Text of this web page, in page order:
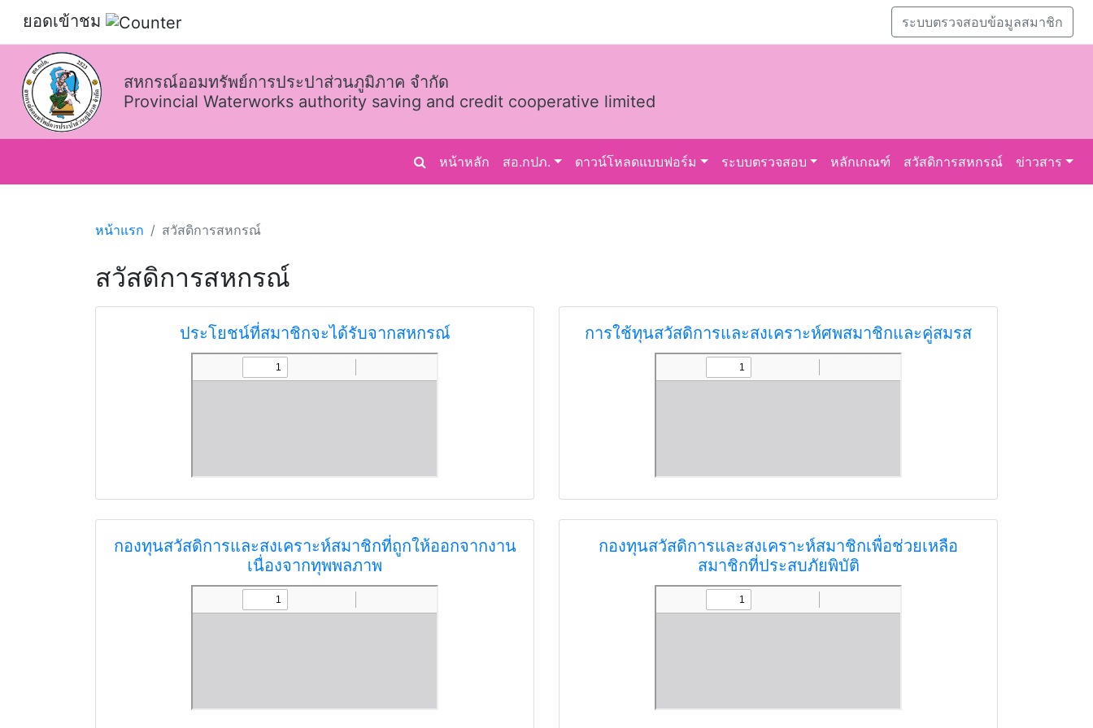
ยอดเข้าชม ระบบตรวจสอบข้อมูลสมาชิก
สหกรณ์ออมทรัพย์การประปาส่วนภูมิภาค จำกัด
Provincial Waterworks authority saving and credit cooperative limited
หน้าหลัก สอ.กปภ. ดาวน์โหลดแบบฟอร์ม ระบบตรวจสอบ หลักเกณฑ์ สวัสดิการสหกรณ์ ข่าวสาร
หน้าแรก สวัสดิการสหกรณ์
สวัสดิการสหกรณ์
ประโยชน์ที่สมาชิกจะได้รับจากสหกรณ์ การใช้ทุนสวัสดิการและสงเคราะห์ศพสมาชิกและคู่สมรส
กองทุนสวัสดิการและสงเคราะห์สมาชิกที่ถูกให้ออกจากงาน
เนื่องจากทุพพลภาพ
กองทุนสวัสดิการและสงเคราะห์สมาชิกเพื่อช่วยเหลือ
สมาชิกที่ประสบภัยพิบัติ